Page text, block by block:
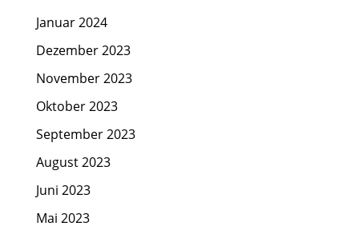
Januar 2024
Dezember 2023
November 2023
Oktober 2023
September 2023
August 2023
Juni 2023
Mai 2023